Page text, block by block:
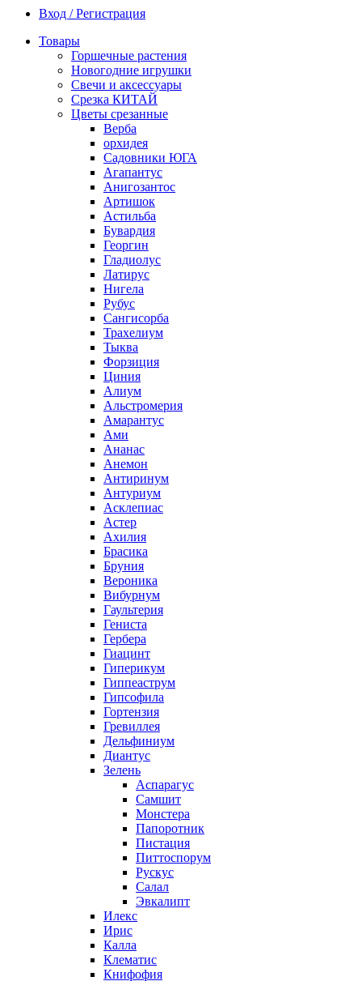
Вход / Регистрация
Товары
Горшечные растения
Новогодние игрушки
Свечи и аксессуары
Срезка КИТАЙ
Цветы срезанные
Верба
орхидея
Садовники ЮГА
Агапантус
Анигозантос
Артишок
Астильба
Бувардия
Георгин
Гладиолус
Латирус
Нигела
Рубус
Сангисорба
Трахелиум
Тыква
Форзиция
Циния
Алиум
Альстромерия
Амарантус
Ами
Ананас
Анемон
Антиринум
Антуриум
Асклепиас
Астер
Ахилия
Брасика
Бруния
Вероника
Вибурнум
Гаультерия
Гениста
Гербера
Гиацинт
Гиперикум
Гиппеаструм
Гипсофила
Гортензия
Гревиллея
Дельфиниум
Диантус
Зелень
Аспарагус
Самшит
Монстера
Папоротник
Пистация
Питтоспорум
Рускус
Салал
Эвкалипт
Илекс
Ирис
Калла
Клематис
Книфофия